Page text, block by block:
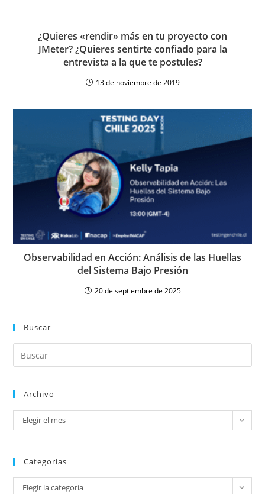
¿Quieres «rendir» más en tu proyecto con
JMeter? ¿Quieres sentirte confiado para la
entrevista a la que te postules?
13 de noviembre de 2019
Observabilidad en Acción: Análisis de las Huellas
del Sistema Bajo Presión
20 de septiembre de 2025
Buscar
Archivo
Elegir el mes
Categorias
Elegir la categoría